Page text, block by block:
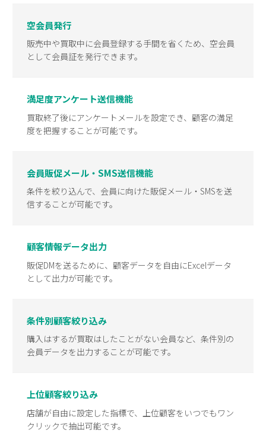
空会員発行
販売中や買取中に会員登録する手間を省くため、空会員
として会員証を発行できます。
満足度アンケート送信機能
買取終了後にアンケートメールを設定でき、顧客の満足
度を把握することが可能です。
会員販促メール・SMS送信機能
条件を絞り込んで、会員に向けた販促メール・SMSを送
信することが可能です。
顧客情報データ出力
販促DMを送るために、顧客データを自由にExcelデータ
として出力が可能です。
条件別顧客絞り込み
購入はするが買取はしたことがない会員など、条件別の
会員データを出力することが可能です。
上位顧客絞り込み
店舗が自由に設定した指標で、上位顧客をいつでもワン
クリックで抽出可能です。